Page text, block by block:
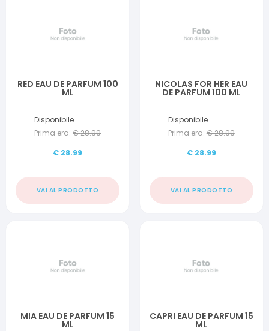
RED EAU DE PARFUM 100
ML
Disponibile
Prima era: €28.99
€ 28.99
VAI AL PRODOTTO
NICOLAS FOR HER EAU
DE PARFUM 100 ML
Disponibile
Prima era: €28.99
€ 28.99
VAI AL PRODOTTO
MIA EAU DE PARFUM 15
ML
CAPRI EAU DE PARFUM 15
ML